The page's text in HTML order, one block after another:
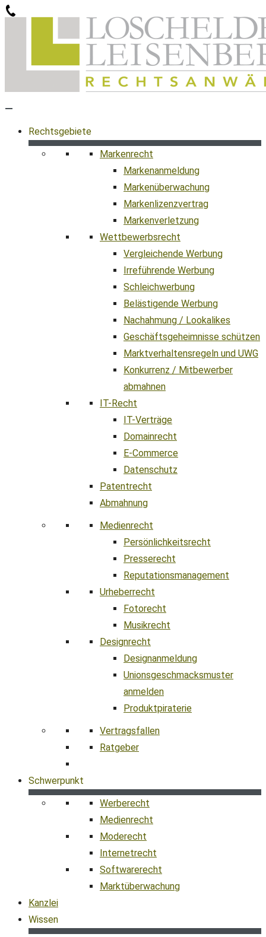
Zum
Rechtsgebiete
Markenrecht
Markenanmeldung
Markenüberwachung
Markenlizenzvertrag
Markenverletzung
Wettbewerbsrecht
Vergleichende Werbung
Irreführende Werbung
Schleichwerbung
Belästigende Werbung
Nachahmung / Lookalikes
Geschäftsgeheimnisse schützen
Marktverhaltensregeln und UWG
Konkurrenz / Mitbewerber
abmahnen
IT-Recht
IT-Verträge
Domainrecht
E-Commerce
Datenschutz
Patentrecht
Abmahnung
Medienrecht
Persönlichkeitsrecht
Presserecht
Reputationsmanagement
Urheberrecht
Fotorecht
Musikrecht
Designrecht
Designanmeldung
Unionsgeschmacksmuster
anmelden
Produktpiraterie
Vertragsfallen
Ratgeber
Schwerpunkt
Werberecht
Medienrecht
Moderecht
Internetrecht
Softwarerecht
Marktüberwachung
Kanzlei
Wissen